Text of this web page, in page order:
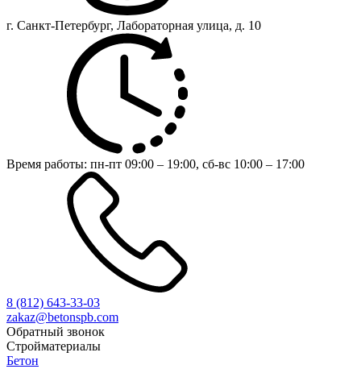
г. Санкт-Петербург, Лабораторная улица, д. 10
Время работы: пн-пт 09:00 – 19:00, сб-вс 10:00 – 17:00
8 (812) 643-33-03
zakaz@betonspb.com
Обратный звонок
Стройматериалы
Бетон